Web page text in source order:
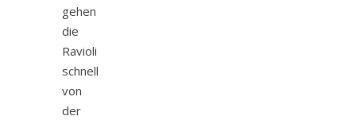
gehen
die
Ravioli
schnell
von
der